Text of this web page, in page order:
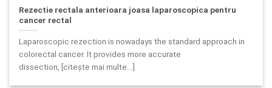
Rezectie rectala anterioara joasa laparoscopica pentru
cancer rectal
Laparoscopic rezection is nowadays the standard approach in
colorectal cancer. It provides more accurate
dissection, [citește mai multe...]